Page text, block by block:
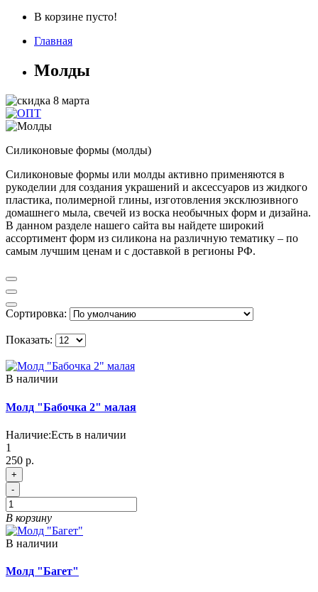
В корзине пусто!
Главная
Молды
Силиконовые формы (молды)
Силиконовые формы или молды активно применяются в
рукоделии для создания украшений и аксессуаров из жидкого
пластика, полимерной глины, изготовления эксклюзивного
домашнего мыла, свечей из воска необычных форм и дизайна.
В данном разделе нашего сайта вы найдете широкий
ассортимент форм из силикона на различную тематику – по
самым лучшим ценам и с доставкой в регионы РФ.
Сортировка:
Показать:
В наличии
Молд "Бабочка 2" малая
Наличие:Есть в наличии
1
250 р.
+
-
В корзину
В наличии
Молд "Багет"